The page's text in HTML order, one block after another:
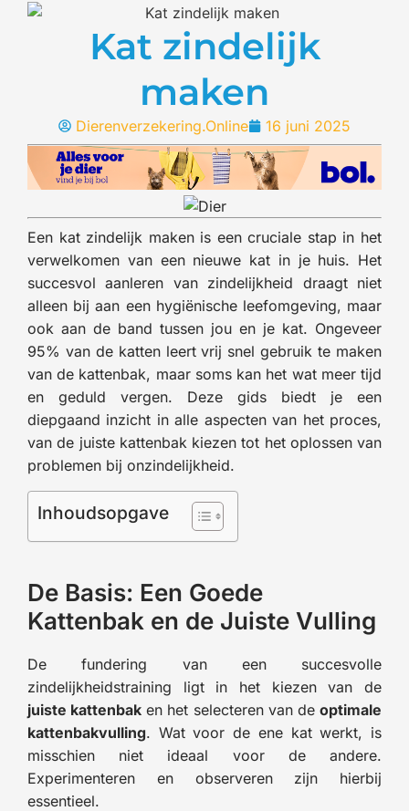
Kat zindelijk
maken
Dierenverzekering.Online 16 juni 2025
Een kat zindelijk maken is een cruciale stap in het
verwelkomen van een nieuwe kat in je huis. Het
succesvol aanleren van zindelijkheid draagt niet
alleen bij aan een hygiënische leefomgeving, maar
ook aan de band tussen jou en je kat. Ongeveer
95% van de katten leert vrij snel gebruik te maken
van de kattenbak, maar soms kan het wat meer tijd
en geduld vergen. Deze gids biedt je een
diepgaand inzicht in alle aspecten van het proces,
van de juiste kattenbak kiezen tot het oplossen van
problemen bij onzindelijkheid.
Inhoudsopgave
De Basis: Een Goede
Kattenbak en de Juiste Vulling
De fundering van een succesvolle
zindelijkheidstraining ligt in het kiezen van de
juiste kattenbak en het selecteren van deoptimale
kattenbakvulling. Wat voor de ene kat werkt, is
misschien niet ideaal voor de andere.
Experimenteren en observeren zijn hierbij
essentieel.